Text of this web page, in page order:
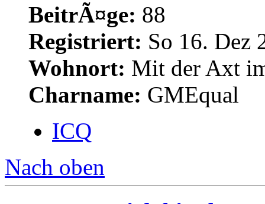
BeitrÃ¤ge: 88
Registriert: So 16. Dez
Wohnort: Mit der Axt
Charname: GMEqual
ICQ
Nach oben